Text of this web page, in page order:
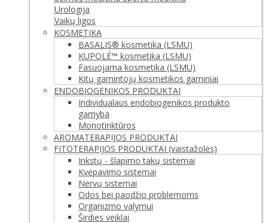
Urologija
Vaikų ligos
KOSMETIKA
BASALIS® kosmetika (LSMU)
KUPOLÉ™ kosmetika (LSMU)
Fasuojama kosmetika (LSMU)
Kitų gamintojų kosmetikos gaminiai
ENDOBIOGENIKOS PRODUKTAI
Individualaus endobiogenikos produkto
gamyba
Monotinktūros
AROMATERAPIJOS PRODUKTAI
FITOTERAPIJOS PRODUKTAI (vaistažolės)
Inkstų - šlapimo takų sistemai
Kvėpavimo sistemai
Nervų sistemai
Odos bei paodžio problemoms
Organizmo valymui
Širdies veiklai